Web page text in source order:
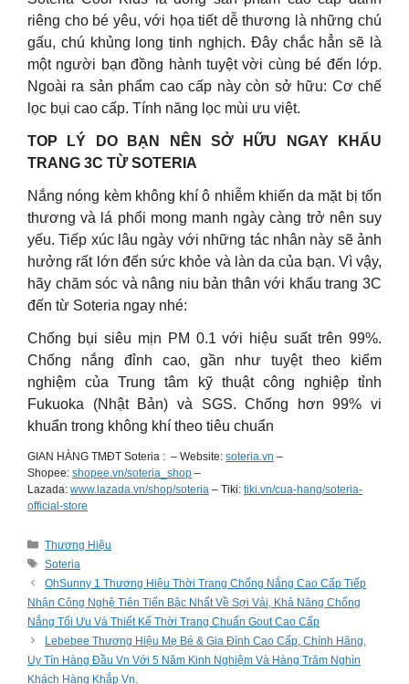
riêng cho bé yêu, với họa tiết dễ thương là những chú
gấu, chú khủng long tinh nghịch. Đây chắc hẳn sẽ là
một người bạn đồng hành tuyệt vời cùng bé đến lớp.
Ngoài ra sản phẩm cao cấp này còn sở hữu: Cơ chế
lọc bụi cao cấp. Tính năng lọc mùi ưu việt.
TOP LÝ DO BẠN NÊN SỞ HỮU NGAY KHẨU
TRANG 3C TỪ SOTERIA
Nắng nóng kèm không khí ô nhiễm khiến da mặt bị tổn
thương và lá phổi mong manh ngày càng trở nên suy
yếu. Tiếp xúc lâu ngày với những tác nhân này sẽ ảnh
hưởng rất lớn đến sức khỏe và làn da của bạn. Vì vậy,
hãy chăm sóc và nâng niu bản thân với khẩu trang 3C
đến từ Soteria ngay nhé:
Chống bụi siêu mịn PM 0.1 với hiệu suất trên 99%.
Chống nắng đỉnh cao, gần như tuyệt theo kiểm
nghiệm của Trung tâm kỹ thuật công nghiệp tỉnh
Fukuoka (Nhật Bản) và SGS. Chống hơn 99% vi
khuẩn trong không khí theo tiêu chuẩn
GIAN HÀNG TMĐT Soteria : – Website: soteria.vn –
Shopee: shopee.vn/soteria_shop –
Lazada: www.lazada.vn/shop/soteria – Tiki: tiki.vn/cua-hang/soteria-
official-store
Categories
Thương Hiệu
Tags
Soteria
OhSunny 1 Thương Hiệu Thời Trang Chống Nắng Cao Cấp Tiếp
Nhận Công Nghệ Tiên Tiến Bậc Nhất Về Sợi Vải, Khả Năng Chống
Nắng Tối Ưu Và Thiết Kế Thời Trang Chuẩn Gout Cao Cấp
Lebebee Thương Hiệu Mẹ Bé & Gia Đình Cao Cấp, Chính Hãng,
Uy Tín Hàng Đầu Vn Với 5 Năm Kinh Nghiệm Và Hàng Trăm Nghìn
Khách Hàng Khắp Vn.